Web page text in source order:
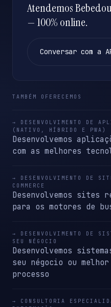
Atendemos
— 100% online.
Conversar com a
TAMBÉM OFERECEMOS
→ DESENVOLVIMENTO DE
(NATIVO, HÍBRIDO E PWA)
Desenvolvemos
com as melhores
→ DESENVOLVIMENTO DE
COMMERCE
Desenvolvemos sites
para os motores de
→ DESENVOLVIMENTO DE
SEU NÉGOCIO
Desenvolvemos
seu négocio ou
processo
→ CONSULTORIA